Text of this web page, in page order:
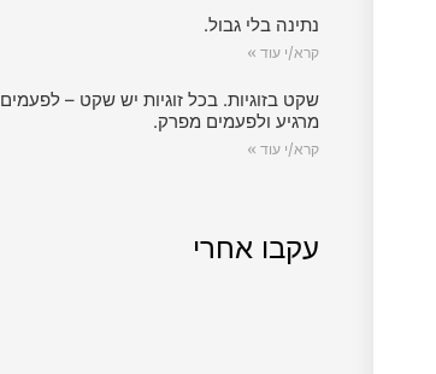
נתינה בלי גבול.
קרא/י עוד »
שקט בזוגיות. בכל זוגיות יש שקט – לפעמים
מרגיע ולפעמים מפרק.
קרא/י עוד »
עקבו אחרי